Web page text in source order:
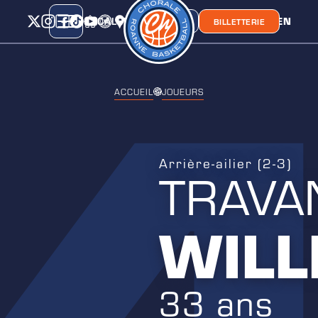
CALENDRIERCLASSEMENTCHORA' LIEN
BOUTIQUE BILLETTERIE
ACCUEIL JOUEURS
Arrière-ailier (2-3)
33 ans